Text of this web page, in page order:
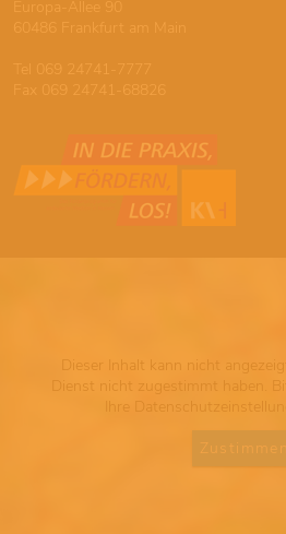
Dieser Inhalt kann nicht
Dienst nicht zugestimmt haben.
Ihre
Zustimmen